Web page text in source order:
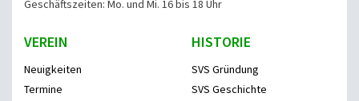
Geschäftszeiten: Mo. und Mi. 16 bis 18 Uhr
VEREIN
Neuigkeiten
Termine
HISTORIE
SVS Gründung
SVS Geschichte